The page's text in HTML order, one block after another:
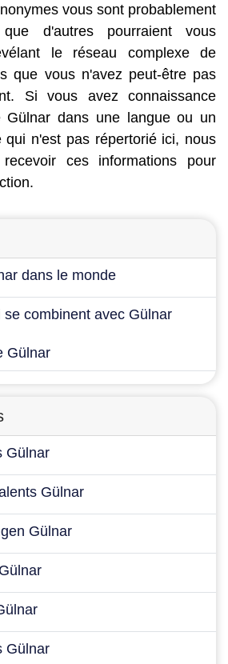
vous sont probablement
d'autres pourraient vous
le réseau complexe de
que vous n'avez peut-être pas
Si vous avez connaissance
Gülnar dans une langue ou un
qui n'est pas répertorié ici, nous
ces informations pour
dans le monde
se combinent avec Gülnar
Gülnar
Gülnar
Gülnar
Gülnar
Gülnar